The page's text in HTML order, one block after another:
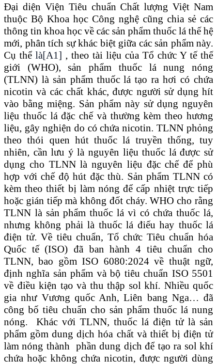
Đại diện Viện Tiêu chuẩn Chất lượng Việt Nam
thuộc Bộ Khoa học Công nghệ cũng chia sẻ các
thông tin khoa học về các sản phẩm thuốc lá thế hệ
mới, phân tích sự khác biệt giữa các sản phẩm này.
Cụ thể là[A1] , theo tài liệu của Tổ chức Ytế thế
giới (WHO), sản phẩm thuốc lá nung nóng
(TLNN) là sản phẩm thuốc lá tạo ra hơi có chứa
nicotin và các chất khác, được người sử dụng hít
vào bằng miệng. Sản phẩm này sử dụng nguyên
liệu thuốc lá đặc chế và thường kèm theo hương
liệu, gây nghiện do có chứa nicotin. TLNN phỏng
theo thói quen hút thuốc lá truyền thống, tuy
nhiên, cần lưu ý là nguyên liệu thuốc lá được sử
dụng cho TLNN là nguyên liệu đặc chế để phù
hợp với chế độ hút đặc thù. Sản phẩm TLNN có
kèm theo thiết bị làm nóng để cấp nhiệt trực tiếp
hoặc gián tiếp mà không đốt cháy. WHO cho rằng
TLNN là sản phẩm thuốc lá vì có chứa thuốc lá,
nhưng không phải là thuốc lá điếu hay thuốc lá
điện tử. Về tiêu chuẩn, Tổ chức Tiêu chuẩn hóa
Quốc tế (ISO) đã ban hành 4 tiêu chuẩn cho
TLNN, bao gồm ISO 6080:2024 về thuật ngữ,
định nghĩa sản phẩm và bộ tiêu chuẩn ISO 5501
về điều kiện tạo và thu thập sol khí. Nhiều quốc
gia như Vương quốc Anh, Liên bang Nga… đã
công bố tiêu chuẩn cho sản phẩm thuốc lá nung
nóng. Khác với TLNN, thuốc lá điện tử là sản
phẩm gồm dung dịch hóa chất và thiết bị điện tử
làm nóng thành phần dung dịch để tạo ra sol khí
chứa hoặc không chứa nicotin, được người dùng